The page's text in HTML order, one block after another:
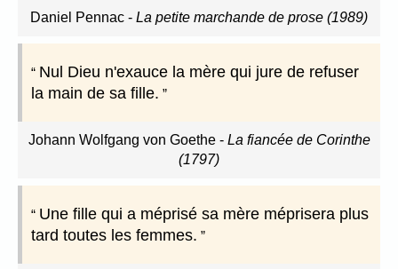
Daniel Pennac - La petite marchande de prose (1989)
Nul Dieu n'exauce la mère qui jure de refuser
la main de sa fille.
Johann Wolfgang von Goethe- La fiancée de Corinthe
(1797)
Une fille qui a méprisé sa mère méprisera plus
tard toutes les femmes.